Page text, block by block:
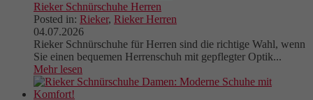
Rieker Schnürschuhe Herren
Posted in: Rieker, Rieker Herren
04.07.2026
Rieker Schnürschuhe für Herren sind die richtige Wahl, wenn
Sie einen bequemen Herrenschuh mit gepflegter Optik...
Mehr lesen